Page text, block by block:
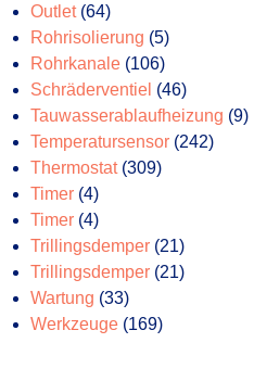
Outlet 6464
Produkte
Rohrisolierung 55
Produkte
Rohrkanale 106106
Produkte
Schräderventiel 4646
Produkte
Tauwasserablaufheizung 99
Temperatursensor 242242
Thermostat 309309
Timer 44
Produkte
Timer 44
Produkte
Trillingsdemper 2121
Produkte
Trillingsdemper 2121
Wartung 3333
Produkte
Werkzeuge 169169